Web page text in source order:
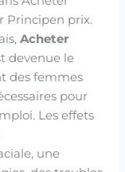
Principen prix.
Acheter
devenue le
des femmes
pour
Les effets
une